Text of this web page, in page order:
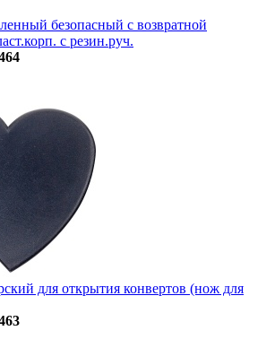
безопасный с возвратной
с резин.руч.
для открытия конвертов (нож для